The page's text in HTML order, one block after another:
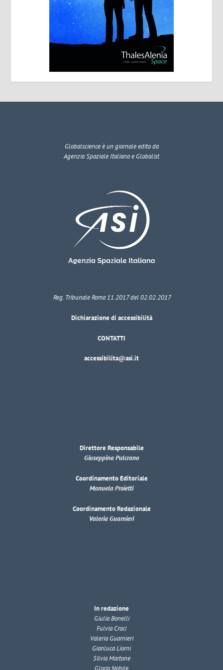
Globalscienceè un giornale edito da
Agenzia Spaziale Italiana e Globalist
Reg. Tribunale Roma 11.2017 del 02.02.2017
Dichiarazione di accessibilità
CONTATTI
accessibilita@asi.it
Direttore Responsabile
Giuseppina Pulcrano
Coordinamento Editoriale
Manuela Proietti
Coordinamento Redazionale
Valeria Guarnieri
In redazione
Giulia Bonelli
Fulvia Croci
Valeria Guarnieri
Gianluca Liorni
Silvia Martone
Gloria Nobile